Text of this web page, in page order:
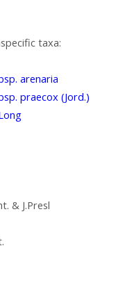
taxa:
arenaria
praecox (Jord.)
& J.Presl